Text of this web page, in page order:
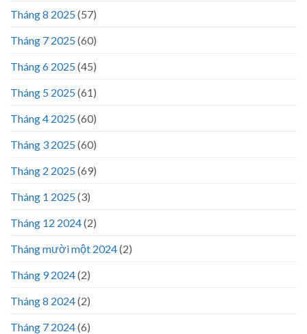
Tháng 8 2025(57)
Tháng 7 2025(60)
Tháng 6 2025(45)
Tháng 5 2025(61)
Tháng 4 2025(60)
Tháng 3 2025(60)
Tháng 2 2025(69)
Tháng 1 2025(3)
Tháng 12 2024(2)
Tháng mười một 2024(2)
Tháng 9 2024(2)
Tháng 8 2024(2)
Tháng 7 2024(6)